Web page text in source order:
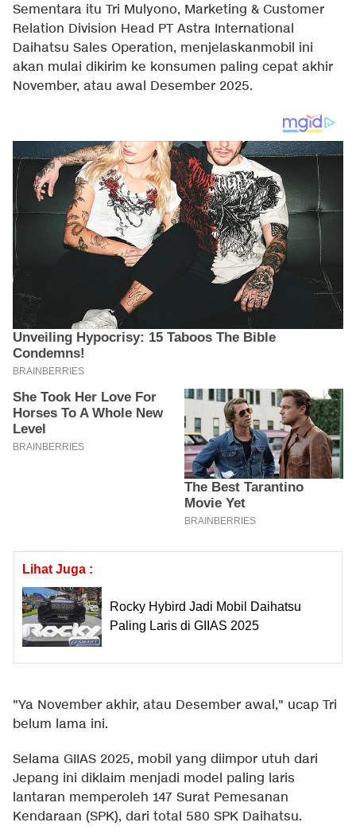
Sementara itu Tri Mulyono, Marketing & Customer
Relation Division Head PT Astra International
Daihatsu Sales Operation, menjelaskanmobil ini
akan mulai dikirim ke konsumen paling cepat akhir
November, atau awal Desember 2025.
Lihat Juga :
Rocky Hybird Jadi Mobil Daihatsu
Paling Laris di GIIAS 2025
"Ya November akhir, atau Desember awal," ucap Tri
belum lama ini.
Selama GIIAS 2025, mobil yang diimpor utuh dari
Jepang ini diklaim menjadi model paling laris
lantaran memperoleh 147 Surat Pemesanan
Kendaraan (SPK), dari total 580 SPK Daihatsu.